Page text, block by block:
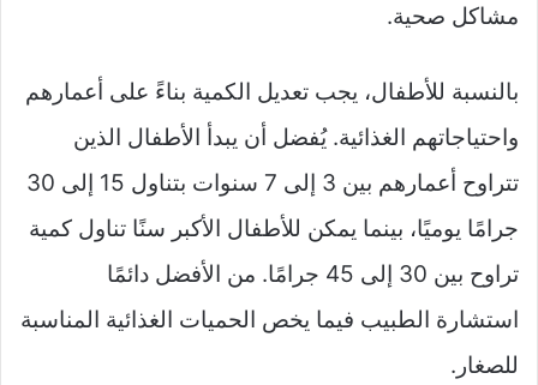
مشاكل صحية.
بالنسبة للأطفال، يجب تعديل الكمية بناءً على أعمارهم
واحتياجاتهم الغذائية. يُفضل أن يبدأ الأطفال الذين
تتراوح أعمارهم بين 3 إلى 7 سنوات بتناول 15 إلى 30
جرامًا يوميًا، بينما يمكن للأطفال الأكبر سنًا تناول كمية
تراوح بين 30 إلى 45 جرامًا. من الأفضل دائمًا
استشارة الطبيب فيما يخص الحميات الغذائية المناسبة
للصغار.